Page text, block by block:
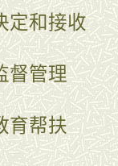
和接收
管理
帮扶